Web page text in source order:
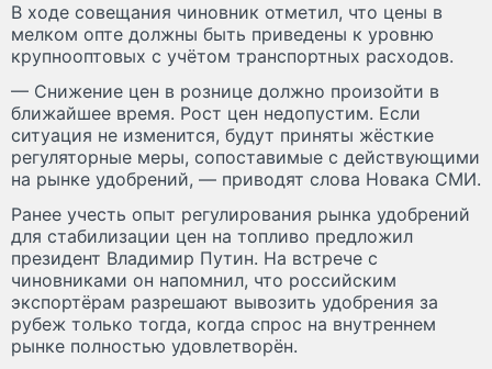
В ходе совещания чиновник отметил, что цены в
мелком опте должны быть приведены к уровню
крупнооптовых с учётом транспортных расходов.
— Снижение цен в рознице должно произойти в
ближайшее время. Рост цен недопустим. Если
ситуация не изменится, будут приняты жёсткие
регуляторные меры, сопоставимые с действующими
на рынке удобрений, — приводят слова Новака СМИ.
Ранее учесть опыт регулирования рынка удобрений
для стабилизации цен на топливо предложил
президент Владимир Путин. На встрече с
чиновниками он напомнил, что российским
экспортёрам разрешают вывозить удобрения за
рубеж только тогда, когда спрос на внутреннем
рынке полностью удовлетворён.